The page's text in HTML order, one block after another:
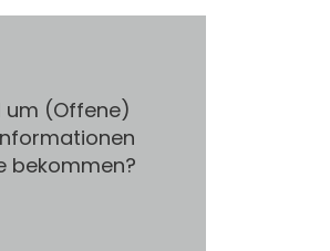
um (Offene)
bekommen?